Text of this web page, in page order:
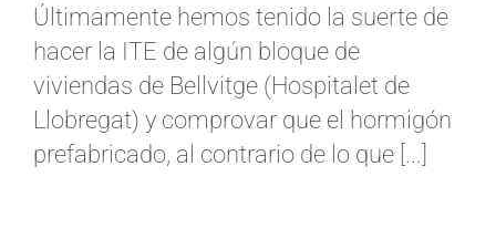
Últimamente hemos tenido la suerte de
hacer la ITE de algún bloque de
viviendas de Bellvitge (Hospitalet de
Llobregat) y comprovar que el hormigón
prefabricado, al contrario de lo que [...]